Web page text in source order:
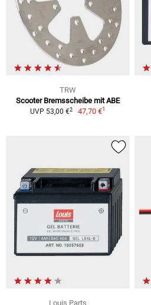
TRW
Scooter Bremsscheibe mit ABE
UVP 53,00 €2 47,70 €1
Louis Parts